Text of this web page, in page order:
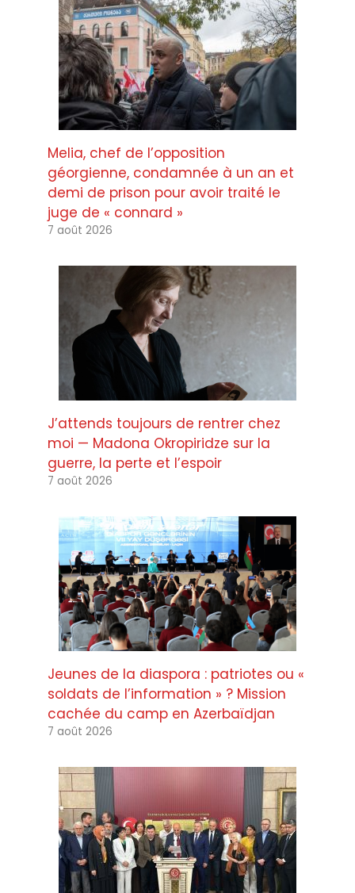
Melia, chef de l’opposition
géorgienne, condamnée à un an et
demi de prison pour avoir traité le
juge de « connard »
7 août 2026
J’attends toujours de rentrer chez
moi — Madona Okropiridze sur la
guerre, la perte et l’espoir
7 août 2026
Jeunes de la diaspora : patriotes ou «
soldats de l’information » ? Mission
cachée du camp en Azerbaïdjan
7 août 2026